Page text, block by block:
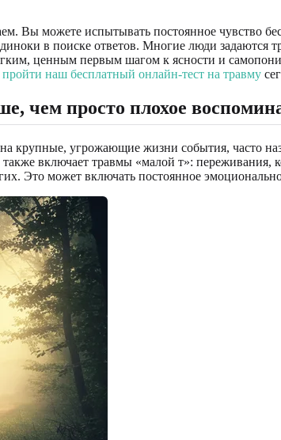
Вы можете испытывать постоянное чувство
в поиске ответов. Многие люди задаются
ценным первым шагом к ясности и
пройти наш бесплатный онлайн-тест на травму
чем просто плохое
крупные, угрожающие жизни события, часто
включает травмы «малой т»:
Это может включать постоянное